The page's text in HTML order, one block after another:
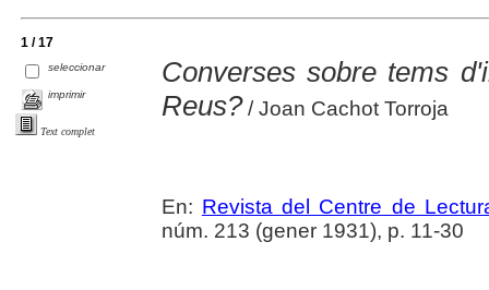
1 / 17
seleccionar
imprimir
Text complet
Converses sobre tems
Reus?/ Joan Cachot Torroja
En: Revista del Centre de
núm. 213 (gener 1931), p. 11-30